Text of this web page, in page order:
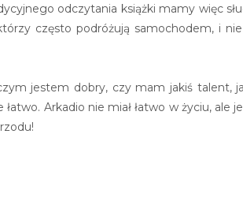
odczytania książki mamy więc
często podróżują samochodem, i
jestem dobry, czy mam jakiś talent,
Arkadio nie miał łatwo w życiu, ale